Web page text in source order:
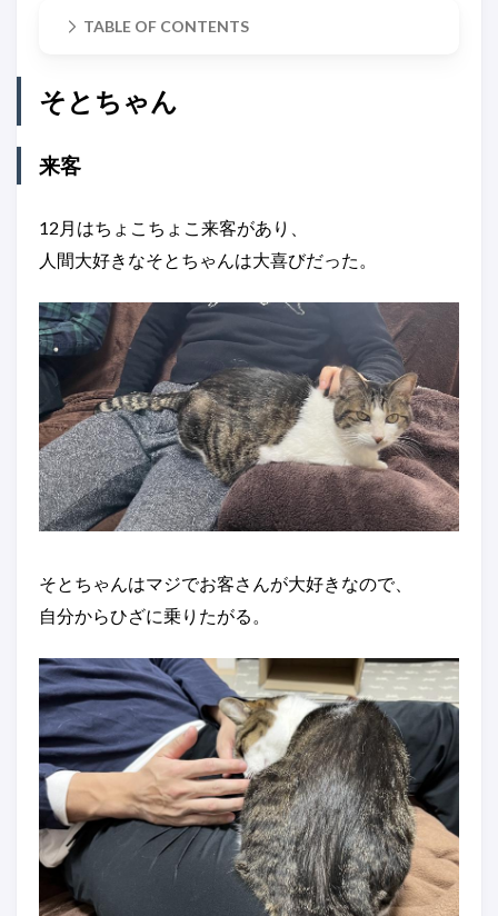
TABLE OF CONTENTS
そとちゃん
来客
12月はちょこちょこ来客があり、
人間大好きなそとちゃんは大喜びだった。
そとちゃんはマジでお客さんが大好きなので、
自分からひざに乗りたがる。